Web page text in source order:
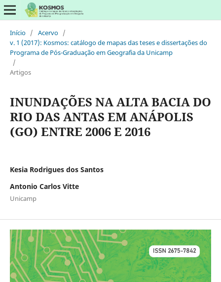
Início / Acervo /
v. 1 (2017): Kosmos: catálogo de mapas das teses e dissertações do
Programa de Pós-Graduação em Geografia da Unicamp
/
Artigos
INUNDAÇÕES NA ALTA BACIA DO
RIO DAS ANTAS EM ANÁPOLIS
(GO) ENTRE 2006 E 2016
Kesia Rodrigues dos Santos
Antonio Carlos Vitte
Unicamp